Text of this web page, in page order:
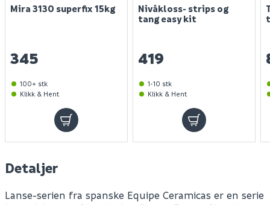
Mira 3130 superfix 15kg
345
100+ stk
Klikk & Hent
Nivåkloss- strips og
tang easy kit
419
1-10 stk
Klikk & Hent
Detaljer
Lanse-serien fra spanske Equipe Ceramicas er en serie